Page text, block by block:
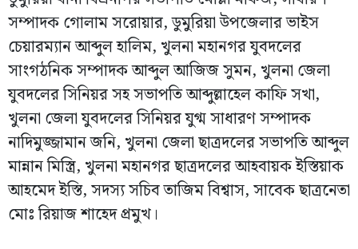
সম্পাদক গোলাম সরোয়ার, ডুমুরিয়া উপজেলার ভাইস
চেয়ারম্যান আব্দুল হালিম, খুলনা মহানগর যুবদলের
সাংগঠনিক সম্পাদক আব্দুল আজিজ সুমন, খুলনা জেলা
যুবদলের সিনিয়র সহ সভাপতি আব্দুল্লাহেল কাফি সখা,
খুলনা জেলা যুবদলের সিনিয়র যুগ্ম সাধারণ সম্পাদক
নাদিমুজ্জামান জনি, খুলনা জেলা ছাত্রদলের সভাপতি আব্দুল
মান্নান মিস্ত্রি, খুলনা মহানগর ছাত্রদলের আহবায়ক ইস্তিয়াক
আহমেদ ইস্তি, সদস্য সচিব তাজিম বিশ্বাস, সাবেক ছাত্রনেতা
মোঃ রিয়াজ শাহেদ প্রমুখ।